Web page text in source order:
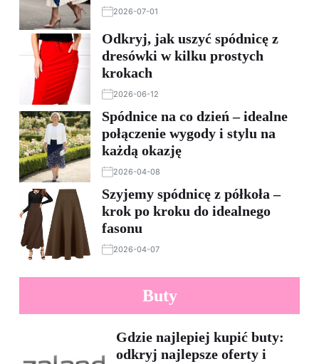
2026-07-01
Odkryj, jak uszyć spódnicę z
dresówki w kilku prostych
krokach
2026-06-12
Spódnice na co dzień – idealne
połączenie wygody i stylu na
każdą okazję
2026-04-08
Szyjemy spódnicę z półkoła –
krok po kroku do idealnego
fasonu
2026-04-07
Buty
Gdzie najlepiej kupić buty:
odkryj najlepsze oferty i